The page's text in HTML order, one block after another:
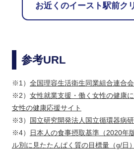
お近くのイースト駅前ク
参考URL
※1） 全国理容生活衛生同業組合連合
※2） 女性就業支援・働く女性の健康
女性の健康応援サイト
※3）
国立研究開発法人国立循環器病
※4）
日本人の食事摂取基準（2020年
ル別に見たたんぱく質の目標量（g/日